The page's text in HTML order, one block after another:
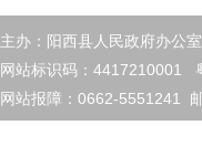
主办：阳西县人民政府办公
网站标识码：4417210001
网站报障：0662-5551241